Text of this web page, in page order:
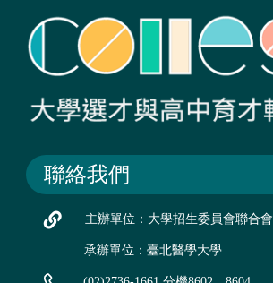
聯絡我們
主辦單位：大學招生委員會聯合會
承辦單位：臺北醫學大學